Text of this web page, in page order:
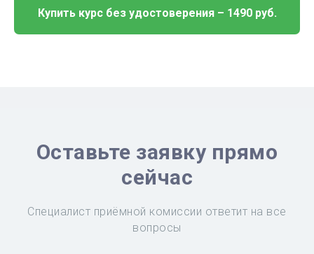
Купить курс без удостоверения – 1490 руб.
Оставьте заявку прямо
сейчас
Специалист приёмной комиссии ответит на все
вопросы